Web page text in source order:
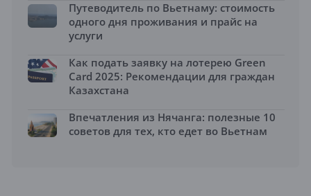
Путеводитель по Вьетнаму: стоимость
одного дня проживания и прайс на
услуги
Как подать заявку на лотерею Green
Card 2025: Рекомендации для граждан
Казахстана
Впечатления из Нячанга: полезные 10
советов для тех, кто едет во Вьетнам